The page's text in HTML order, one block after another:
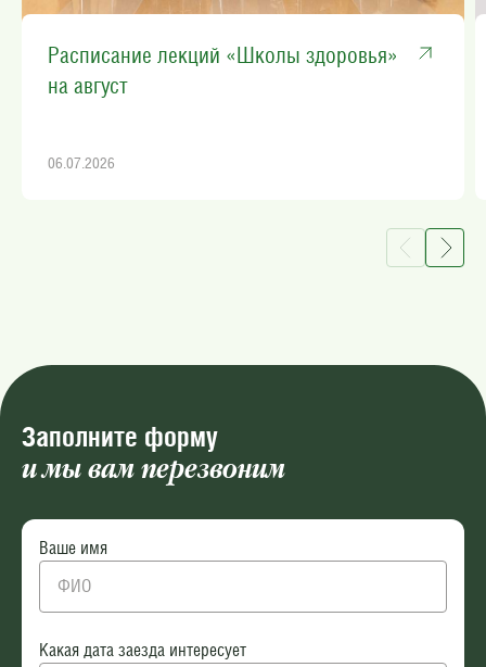
Расписание лекций «Школы здоровья»
на август
06.07.2026
Заполните форму
и мы вам перезвоним
Ваше имя
Какая дата заезда интересует